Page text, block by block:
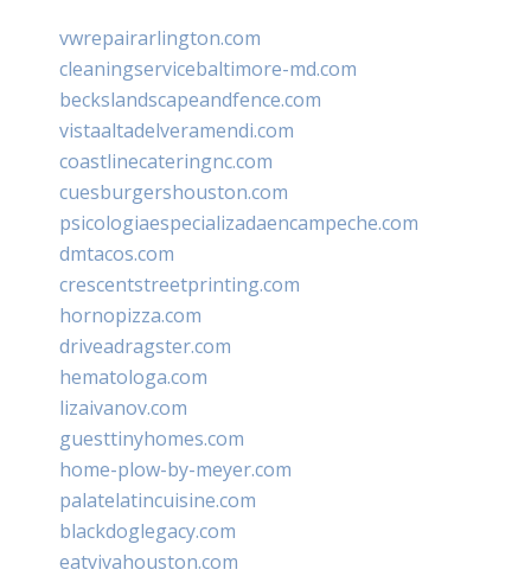
vwrepairarlington.com
cleaningservicebaltimore-md.com
beckslandscapeandfence.com
vistaaltadelveramendi.com
coastlinecateringnc.com
cuesburgershouston.com
psicologiaespecializadaencampeche.com
dmtacos.com
crescentstreetprinting.com
hornopizza.com
driveadragster.com
hematologa.com
lizaivanov.com
guesttinyhomes.com
home-plow-by-meyer.com
palatelatincuisine.com
blackdoglegacy.com
eatvivahouston.com